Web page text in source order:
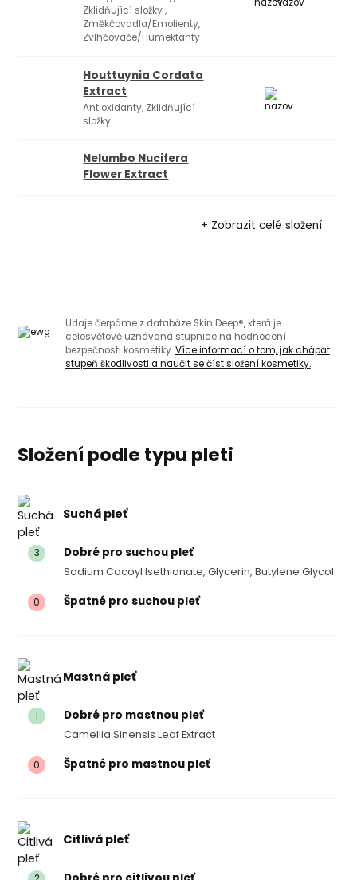
Zklidňující složky ,
Změkčovadla/Emolienty,
Zvlhčovače/Humektanty
Houttuynia Cordata
Extract
Antioxidanty, Zklidňující
složky
Nelumbo Nucifera
Flower Extract
+ Zobrazit celé složení
Údaje čerpáme z databáze Skin Deep®, která je
celosvětově uznávaná stupnice na hodnocení
bezpečnosti kosmetiky.Více informací o tom, jak chápat
stupeň škodlivosti a naučit se číst složení kosmetiky.
Složení podle typu pleti
Suchá pleť
3 Dobré pro suchou pleť
Sodium Cocoyl Isethionate, Glycerin, Butylene Glycol
0 Špatné pro suchou pleť
Mastná pleť
1 Dobré pro mastnou pleť
Camellia Sinensis Leaf Extract
0 Špatné pro mastnou pleť
Citlivá pleť